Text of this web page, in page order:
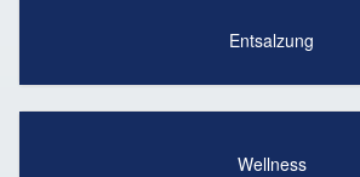
Entsalzung
Wellness